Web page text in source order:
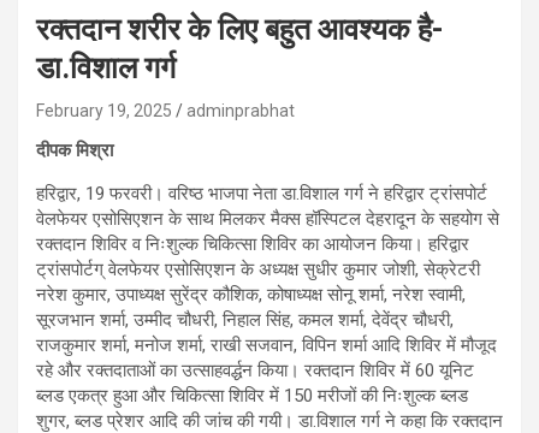
रक्तदान शरीर के लिए बहुत आवश्यक है-
डा.विशाल गर्ग
February 19, 2025 adminprabhat
दीपक मिश्रा
हरिद्वार, 19 फरवरी। वरिष्ठ भाजपा नेता डा.विशाल गर्ग ने हरिद्वार ट्रांसपोर्ट
वेलफेयर एसोसिएशन के साथ मिलकर मैक्स हॉस्पिटल देहरादून के सहयोग से
रक्तदान शिविर व निःशुल्क चिकित्सा शिविर का आयोजन किया। हरिद्वार
ट्रांसपोर्टग् वेलफेयर एसोसिएशन के अध्यक्ष सुधीर कुमार जोशी, सेक्रेटरी
नरेश कुमार, उपाध्यक्ष सुरेंद्र कौशिक, कोषाध्यक्ष सोनू शर्मा, नरेश स्वामी,
सूरजभान शर्मा, उम्मीद चौधरी, निहाल सिंह, कमल शर्मा, देवेंद्र चौधरी,
राजकुमार शर्मा, मनोज शर्मा, राखी सजवान, विपिन शर्मा आदि शिविर में मौजूद
रहे और रक्तदाताओं का उत्साहवर्द्धन किया। रक्तदान शिविर में 60 यूनिट
ब्लड एकत्र हुआ और चिकित्सा शिविर में 150 मरीजों की निःशुल्क ब्लड
शुगर, ब्लड प्रेशर आदि की जांच की गयी। डा.विशाल गर्ग ने कहा कि रक्तदान